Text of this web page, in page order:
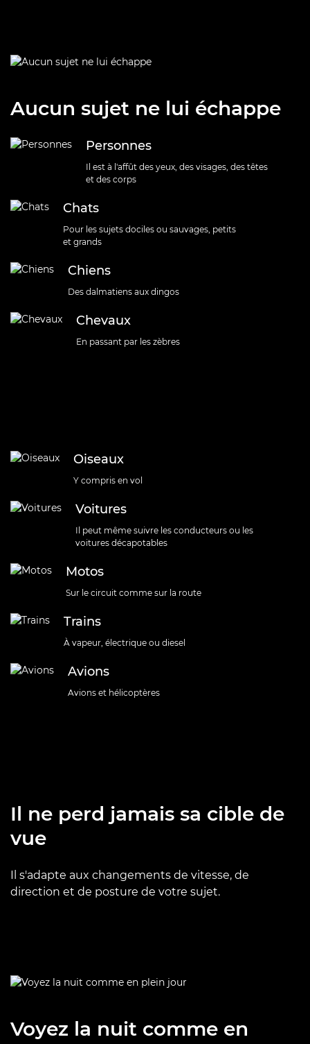
Aucun sujet ne lui échappe
Personnes
Il est à l'affût des yeux, des visages, des têtes
et des corps
Chats
Pour les sujets dociles ou sauvages, petits
et grands
Chiens
Des dalmatiens aux dingos
Chevaux
En passant par les zèbres
Oiseaux
Y compris en vol
Voitures
Il peut même suivre les conducteurs ou les
voitures décapotables
Motos
Sur le circuit comme sur la route
Trains
À vapeur, électrique ou diesel
Avions
Avions et hélicoptères
Il ne perd jamais sa cible de
vue
Il s'adapte aux changements de vitesse, de
direction et de posture de votre sujet.
Voyez la nuit comme en